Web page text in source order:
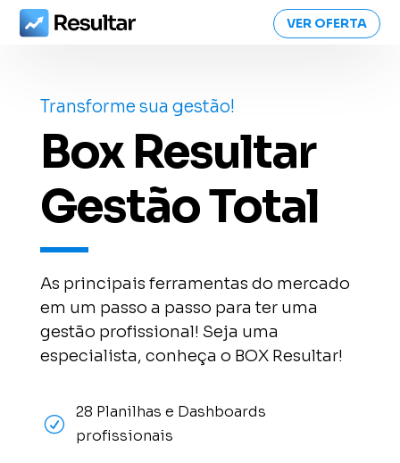
VER OFERTA
Transforme sua gestão!
Box Resultar
Gestão Total
As principais ferramentas do mercado
em um passo a passo para ter uma
gestão profissional! Seja uma
especialista, conheça o BOX Resultar!
R
28 Planilhas e Dashboards
profissionais